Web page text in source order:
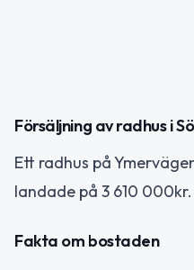
Försäljning av radhus i
Ett radhus på
landade på 3 610 000kr.
Fakta om bostaden